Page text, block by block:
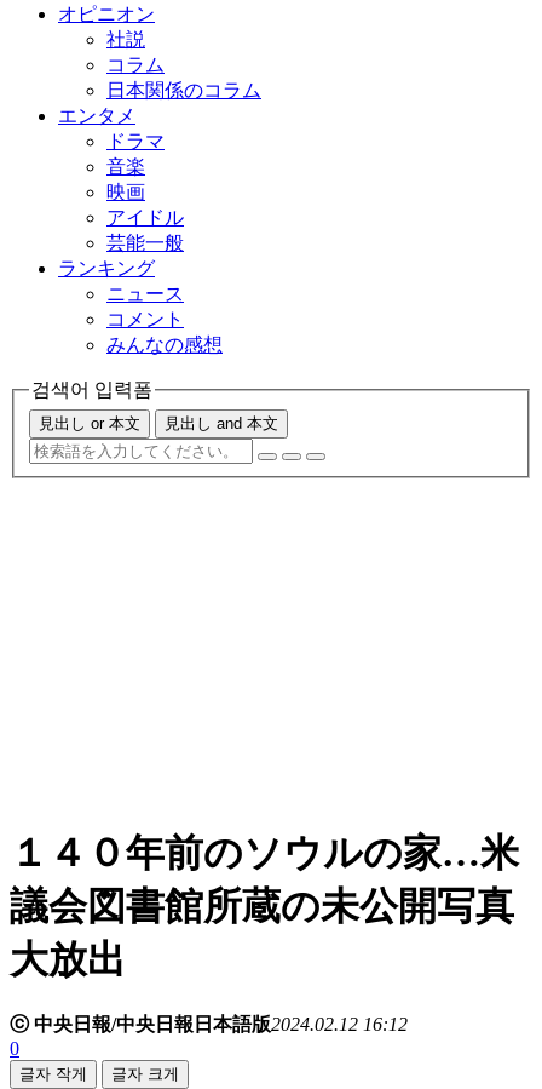
オピニオン
社説
コラム
日本関係のコラム
エンタメ
ドラマ
音楽
映画
アイドル
芸能一般
ランキング
ニュース
コメント
みんなの感想
검색어 입력폼
見出し or 本文 見出し and 本文
１４０年前のソウルの家…米
議会図書館所蔵の未公開写真
大放出
ⓒ 中央日報/中央日報日本語版2024.02.12 16:12
0
글자 작게 글자 크게